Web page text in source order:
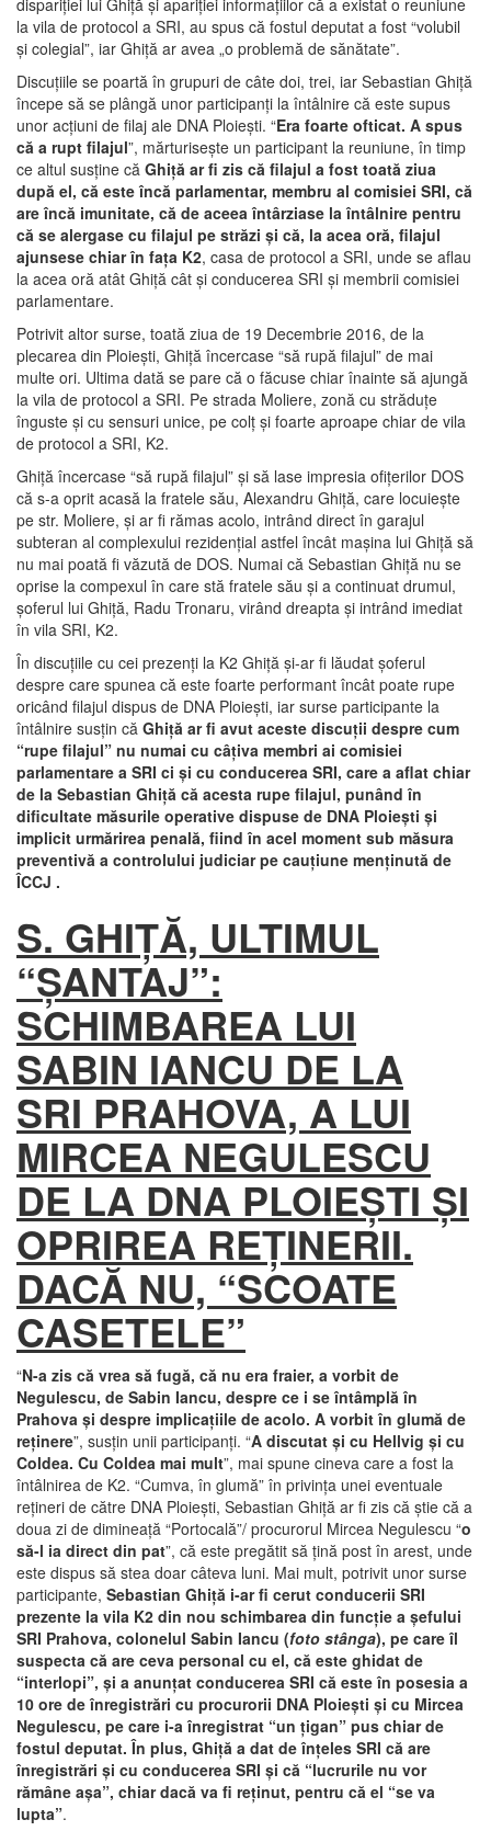
la vila de protocol a SRI, au spus că fostul deputat a fost “volubil
şi colegial”, iar Ghiţă ar avea „o problemă de sănătate”.
Discuţiile se poartă în grupuri de câte doi, trei, iar Sebastian Ghiţă
începe să se plângă unor participanţi la întâlnire că este supus
unor acţiuni de filaj ale DNA Ploieşti. “Era foarte ofticat. A spus
că a rupt filajul”, mărturiseşte un participant la reuniune, în timp
ce altul susţine că Ghiţă ar fi zis că filajul a fost toată ziua
după el, că este încă parlamentar, membru al comisiei SRI, că
are încă imunitate, că de aceea întârziase la întâlnire pentru
că se alergase cu filajul pe străzi şi că, la acea oră, filajul
ajunsese chiar în faţa K2, casa de protocol a SRI, unde se aflau
la acea oră atât Ghiţă cât şi conducerea SRI şi membrii comisiei
parlamentare.
Potrivit altor surse, toată ziua de 19 Decembrie 2016, de la
plecarea din Ploieşti, Ghiţă încercase “să rupă filajul” de mai
multe ori. Ultima dată se pare că o făcuse chiar înainte să ajungă
la vila de protocol a SRI. Pe strada Moliere, zonă cu străduţe
înguste şi cu sensuri unice, pe colţ şi foarte aproape chiar de vila
de protocol a SRI, K2.
Ghiţă încercase “să rupă filajul” şi să lase impresia ofiţerilor DOS
că s-a oprit acasă la fratele său, Alexandru Ghiţă, care locuieşte
pe str. Moliere, şi ar fi rămas acolo, intrând direct în garajul
subteran al complexului rezidenţial astfel încât maşina lui Ghiţă să
nu mai poată fi văzută de DOS. Numai că Sebastian Ghiţă nu se
oprise la compexul în care stă fratele său şi a continuat drumul,
şoferul lui Ghiţă, Radu Tronaru, virând dreapta şi intrând imediat
în vila SRI, K2.
În discuţiile cu cei prezenţi la K2 Ghiţă şi-ar fi lăudat şoferul
despre care spunea că este foarte performant încât poate rupe
oricând filajul dispus de DNA Ploieşti, iar surse participante la
întâlnire susţin că Ghiţă ar fi avut aceste discuţii despre cum
“rupe filajul” nu numai cu câţiva membri ai comisiei
parlamentare a SRI ci şi cu conducerea SRI, care a aflat chiar
de la Sebastian Ghiţă că acesta rupe filajul, punând în
dificultate măsurile operative dispuse de DNA Ploieşti şi
implicit urmărirea penală, fiind în acel moment sub măsura
preventivă a controlului judiciar pe cauţiune menţinută de
ÎCCJ .
S. GHIŢĂ, ULTIMUL
“ŞANTAJ”:
SCHIMBAREA LUI
SABIN IANCU DE LA
SRI PRAHOVA, A LUI
MIRCEA NEGULESCU
DE LA DNA PLOIEŞTI ŞI
OPRIREA REŢINERII.
DACĂ NU, “SCOATE
CASETELE”
“N-a zis că vrea să fugă, că nu era fraier, a vorbit de
Negulescu, de Sabin Iancu, despre ce i se întâmplă în
Prahova şi despre implicaţiile de acolo. A vorbit în glumă de
reţinere”, susţin unii participanţi. “A discutat şi cu Hellvig şi cu
Coldea. Cu Coldea mai mult”, mai spune cineva care a fost la
întâlnirea de K2. “Cumva, în glumă” în privinţa unei eventuale
reţineri de către DNA Ploieşti, Sebastian Ghiţă ar fi zis că ştie că a
doua zi de dimineaţă “Portocală”/ procurorul Mircea Negulescu “o
să-l ia direct din pat”, că este pregătit să ţină post în arest, unde
este dispus să stea doar câteva luni. Mai mult, potrivit unor surse
participante, Sebastian Ghiţă i-ar fi cerut conducerii SRI
prezente la vila K2 din nou schimbarea din funcţie a şefului
SRI Prahova, colonelul Sabin Iancu (foto stânga), pe care îl
suspecta că are ceva personal cu el, că este ghidat de
“interlopi”, şi a anunţat conducerea SRI că este în posesia a
10 ore de înregistrări cu procurorii DNA Ploieşti şi cu Mircea
Negulescu, pe care i-a înregistrat “un ţigan” pus chiar de
fostul deputat. În plus, Ghiţă a dat de înţeles SRI că are
înregistrări şi cu conducerea SRI şi că “lucrurile nu vor
rămâne aşa”, chiar dacă va fi reţinut, pentru că el “se va
lupta”.